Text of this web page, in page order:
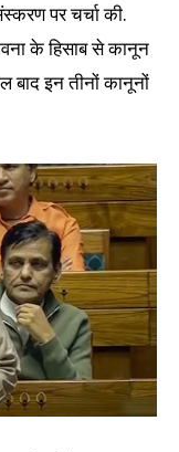
पर चर्चा की.
के हिसाब से कानून
बाद इन तीनों कानूनों